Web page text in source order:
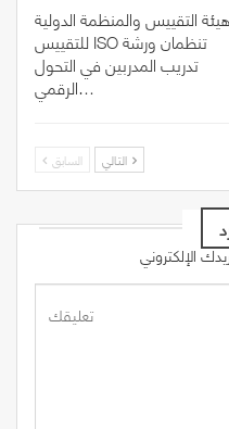
هيئة التقييس والمنظمة الدولية
للتقييس ISO تنظمان ورشة
تدريب المدربين في التحول
الرقمي…
السابق